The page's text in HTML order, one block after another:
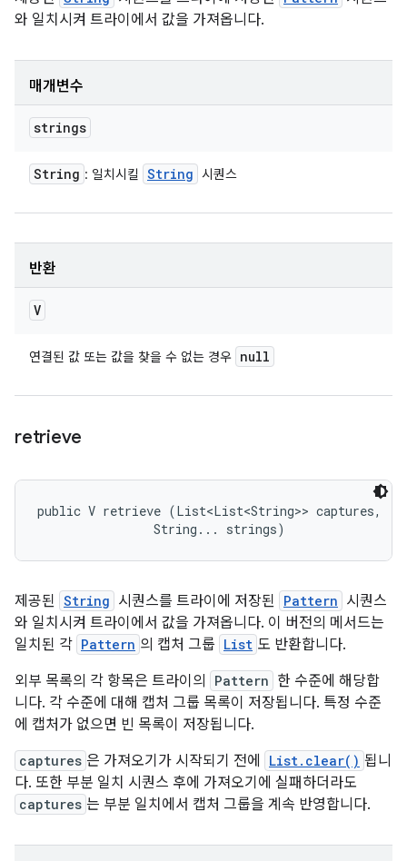
와 일치시켜 트라이에서 값을 가져옵니다.
매개변수
strings
String : 일치시킬 String 시퀀스
반환
V
연결된 값 또는 값을 찾을 수 없는 경우 null
retrieve
public V retrieve (List<List<String>> captures,
                String... strings)
제공된 String 시퀀스를 트라이에 저장된 Pattern 시퀀스
와 일치시켜 트라이에서 값을 가져옵니다. 이 버전의 메서드는
일치된 각 Pattern 의 캡처 그룹 List 도 반환합니다.
외부 목록의 각 항목은 트라이의
Pattern 한 수준에 해당합
니다. 각 수준에 대해 캡처 그룹 목록이 저장됩니다. 특정 수준
에 캡처가 없으면 빈 목록이 저장됩니다.
captures 은 가져오기가 시작되기 전에 List.clear() 됩니
다. 또한 부분 일치 시퀀스 후에 가져오기에 실패하더라도
captures 는 부분 일치에서 캡처 그룹을 계속 반영합니다.